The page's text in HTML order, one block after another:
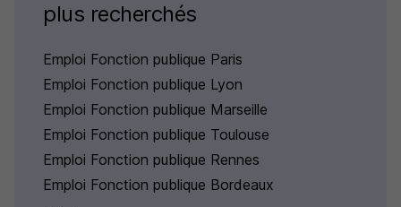
plus recherchés
Emploi Fonction publique Paris
Emploi Fonction publique Lyon
Emploi Fonction publique Marseille
Emploi Fonction publique Toulouse
Emploi Fonction publique Rennes
Emploi Fonction publique Bordeaux